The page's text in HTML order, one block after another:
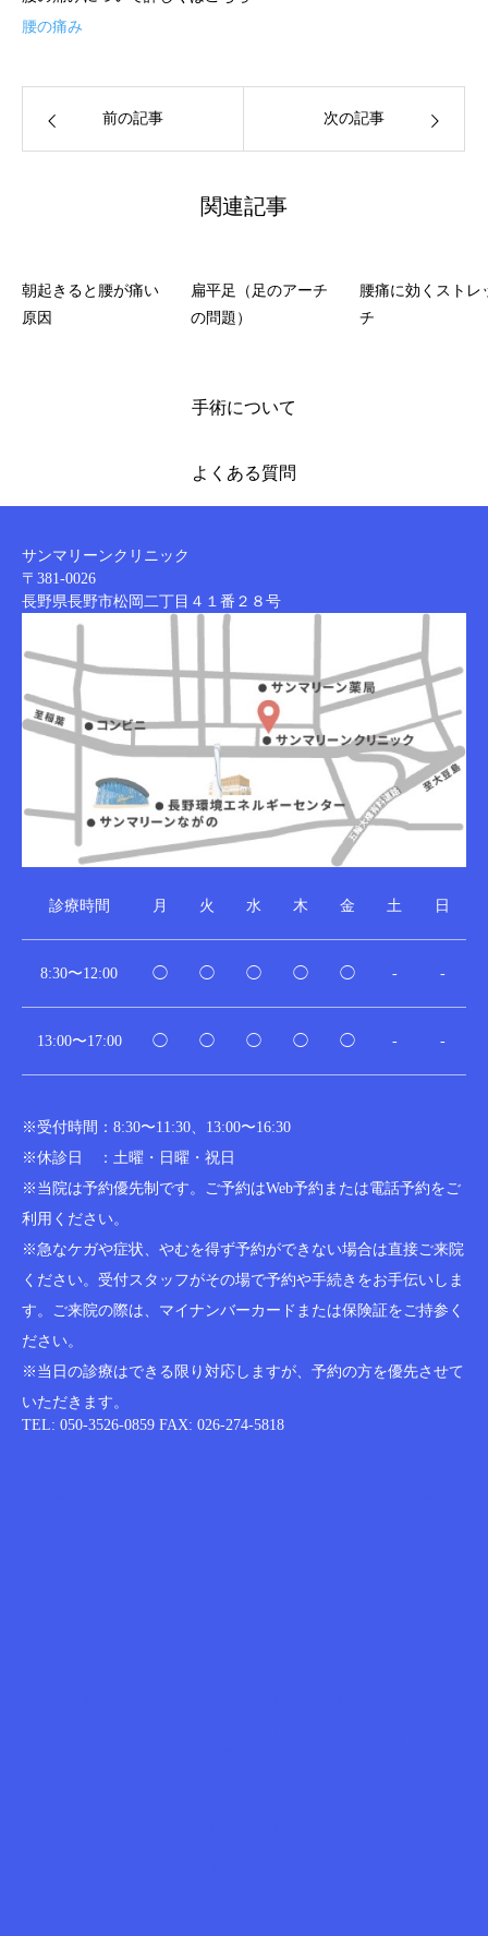
腰の痛み
前の記事 次の記事
関連記事
朝起きると腰が痛い
原因
扁平足（足のアーチ
の問題）
腰痛に効くストレ
チ
手術について
よくある質問
サンマリーンクリニック
〒381-0026
長野県長野市松岡二丁目４１番２８号
診療時間 月 火 水 木 金 土 日
8:30〜12:00 ◯ ◯ ◯ ◯ ◯ - -
13:00〜17:00 ◯ ◯ ◯ ◯ ◯ - -
※受付時間：8:30〜11:30、13:00〜16:30
※休診日 ：土曜・日曜・祝日
※当院は予約優先制です。ご予約はWeb予約または電話予約をご
利用ください。
※急なケガや症状、やむを得ず予約ができない場合は直接ご来院
ください。受付スタッフがその場で予約や手続きをお手伝いしま
す。ご来院の際は、マイナンバーカードまたは保険証をご持参く
ださい。
※当日の診療はできる限り対応しますが、予約の方を優先させて
いただきます。
TEL: 050-3526-0859 FAX: 026-274-5818